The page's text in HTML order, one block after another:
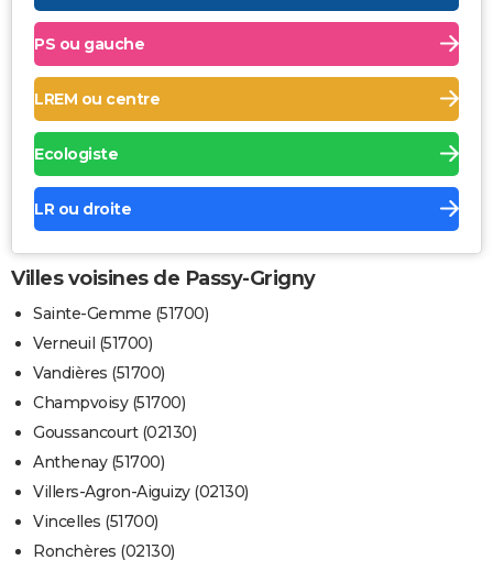
PS ou gauche
LREM ou centre
Ecologiste
LR ou droite
Villes voisines de Passy-Grigny
Sainte-Gemme (51700)
Verneuil (51700)
Vandières (51700)
Champvoisy (51700)
Goussancourt (02130)
Anthenay (51700)
Villers-Agron-Aiguizy (02130)
Vincelles (51700)
Ronchères (02130)